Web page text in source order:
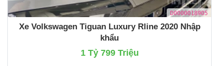
D0000018905
Xe Volkswagen Tiguan Luxury Rline 2020 Nhập
khẩu
1 Tỷ 799 Triệu